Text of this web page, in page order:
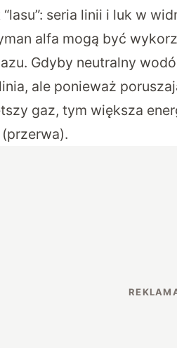
seria linii i luk w
alfa mogą być
Gdyby neutralny
ale ponieważ
gaz, tym większa